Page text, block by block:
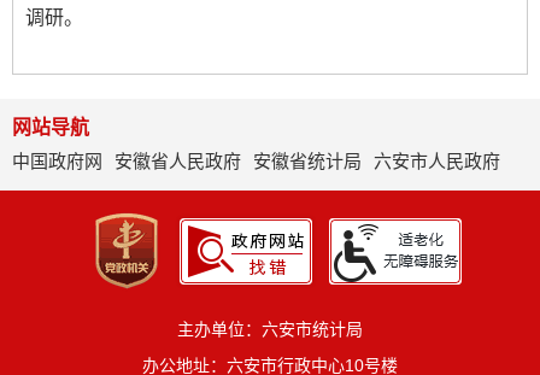
调研。
网站导航
中国政府网
安徽省人民政府 安徽省统计局 六安市人民政府
主办单位：六安市统计局
办公地址：六安市行政中心10号楼